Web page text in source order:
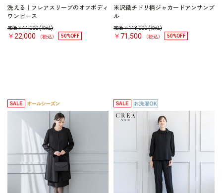
洗える｜フレアスリーブのオフボディ
ワンピース
定価￥44,000(税込)
￥22,000 （税込） 50%OFF
米沢織チドリ柄ジャカードアンサンブ
ル
定価￥143,000(税込)
￥71,500 （税込） 50%OFF